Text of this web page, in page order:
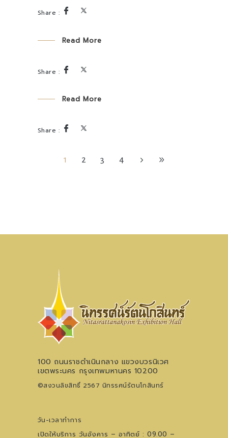
Read More
Read More
1 2 3 4
100 ถนนราชดำเนินกลาง แขวงบวรนิเวศ
เขตพระนคร กรุงเทพมหานคร 10200
©สงวนลิขสิทธิ์ 2567 นิทรรศน์รัตนโกสินทร์
วัน-เวลาทำการ
เปิดให้บริการ วันอังคาร – อาทิตย์ : 09.00 –